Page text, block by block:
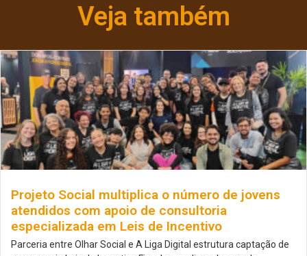
Veja também
Projeto Social multiplica o número de jovens
atendidos com apoio de consultoria
especializada em Leis de Incentivo
Parceria entre Olhar Social e A Liga Digital estrutura captação de